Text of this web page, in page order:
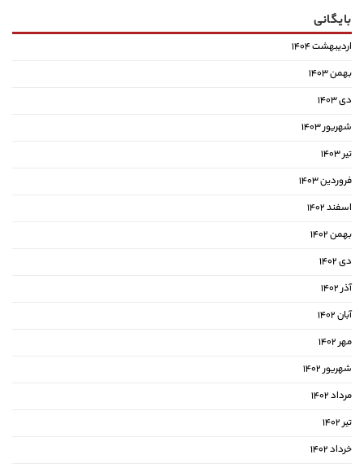
بایگانی
اردیبهشت ۱۴۰۴
بهمن ۱۴۰۳
دی ۱۴۰۳
شهریور ۱۴۰۳
تیر ۱۴۰۳
فروردین ۱۴۰۳
اسفند ۱۴۰۲
بهمن ۱۴۰۲
دی ۱۴۰۲
آذر ۱۴۰۲
آبان ۱۴۰۲
مهر ۱۴۰۲
شهریور ۱۴۰۲
مرداد ۱۴۰۲
تیر ۱۴۰۲
خرداد ۱۴۰۲